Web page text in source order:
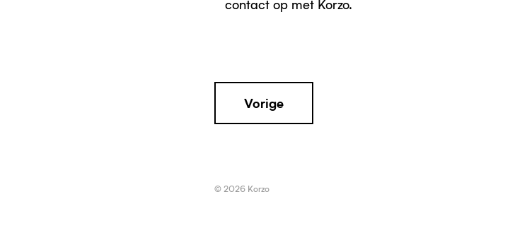
contact op met Korzo.
Vorige
© 2026 Korzo